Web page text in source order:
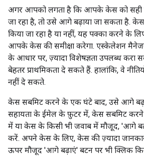
अगर आपको लगता है कि आपके केस को सही
जा रहा है, तो उसे आगे बढ़ाया जा सकता है.
किया जा रहा है या नहीं, यह पक्का करने के
आपके केस की समीक्षा करेगा. एस्केलेशन
के आधार पर, ज़्यादा विशेषज्ञता उपलब्ध करा
बेहतर प्राथमिकता दे सकते हैं. हालांकि, वे
नहीं दे सकते.
केस सबमिट करने के एक घंटे बाद, उसे आगे
सहायता के ईमेल के फ़ुटर में, केस सबमिट करने
में या केस के किसी भी जवाब में मौजूद, 'आगे
करें. अपने केस के लिए, केस की ज़्यादा
ऊपर मौजूद 'आगे बढ़ाएं' बटन पर भी क्लिक